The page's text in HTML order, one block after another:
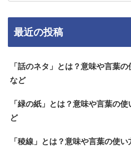
最近の投稿
「話のネタ」とは？意味や言葉
など
「緑の紙」とは？意味や言葉の
ど
「稜線」とは？意味や言葉の使